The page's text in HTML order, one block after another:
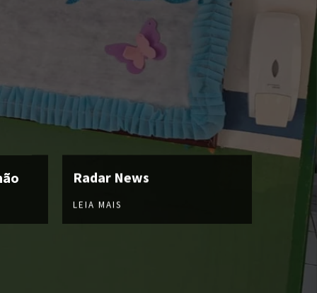
Radar News
LEIA MAIS